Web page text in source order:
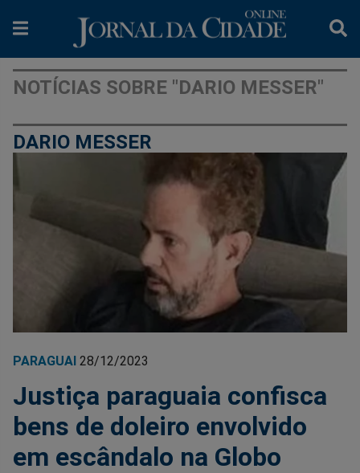
NOTÍCIAS SOBRE "DARIO MESSER"
DARIO MESSER
PARAGUAI 28/12/2023
Justiça paraguaia confisca
bens de doleiro envolvido
em escândalo na Globo